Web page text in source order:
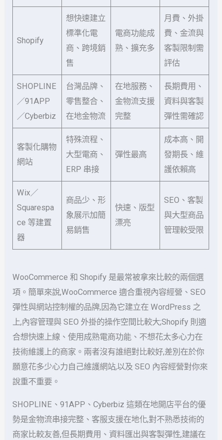
Shopify
想快速建立
標準化電
商、跨境銷
售
電商功能成
熟、擴充多
月費、外掛
費、金流與
客製限制需
評估
SHOPLINE
／91APP
／Cyberbiz
台灣品牌、
零售整合、
在地金物流
在地服務、
金物流支援
完整
長期費用、
資料與客製
彈性需確認
客製化購物
網站
特殊流程、
大型電商、
ERP 串接
彈性最高
成本高、開
發期長、維
護依賴高
Wix／
Squarespa
ce 等建置
器
商品少、形
象展示加簡
易銷售
快速、版型
漂亮
SEO、客製
與大型商品
管理較受限
WooCommerce 和 Shopify 是最常被拿來比較的兩個選
項。簡單來說,WooCommerce 適合重視內容經營、SEO
彈性與網站控制權的品牌,因為它建立在 WordPress 之
上,內容管理與 SEO 外掛的操作空間比較大;Shopify 則適
合想快速上線、使用成熟電商功能、不想花太多心力在
技術維護上的商家。兩者沒有誰絕對比較好,差別在於你
願意花多少心力自己維護網站,以及 SEO 內容經營對你來
說重不重要。
SHOPLINE、91APP、Cyberbiz 這類在地開店平台的優
勢是金物流串接完整、客服支援在地化,對不熟悉技術的
商家比較友善,但長期費用、資料匯出與客製彈性,建議在